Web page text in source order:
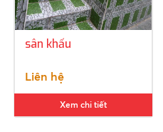
sân khấu
Liên hệ
Xem chi tiết